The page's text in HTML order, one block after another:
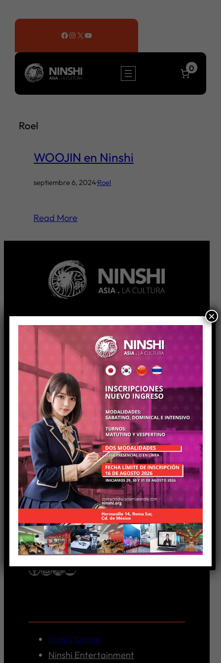
Facebook
Instagram
X YouTube
0
Roel
WOOJIN en Ninshi
septiembre 6, 2024·Roel
Read More
Contacto
contacto@academianinshi.com
Tel. (+52) 5589874931
Hermosillo 14, Roma Sur, Cuauhtémoc,
CDMX, 06760
Turnos de atención
Sábados de 8:00 a 20:00 hrs.
Domingos de 8:00 a 18:00 hrs.
Lu., Mi. y Vi. de 9:00 a 18:00 hrs.
Síguenos
Facebook InstagramX YouTube
Ninshi Online
Ninshi Entertainment
×